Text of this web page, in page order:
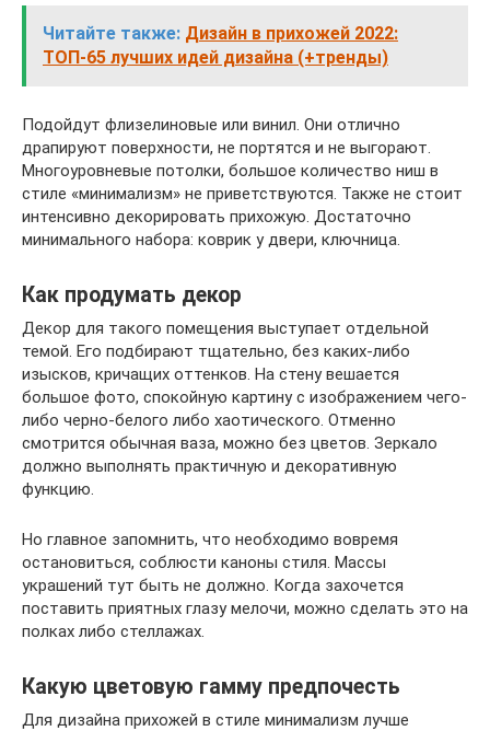
Читайте также: Дизайн в прихожей 2022:
ТОП-65 лучших идей дизайна (+тренды)
Подойдут флизелиновые или винил. Они отлично
драпируют поверхности, не портятся и не выгорают.
Многоуровневые потолки, большое количество ниш в
стиле «минимализм» не приветствуются. Также не стоит
интенсивно декорировать прихожую. Достаточно
минимального набора: коврик у двери, ключница.
Как продумать декор
Декор для такого помещения выступает отдельной
темой. Его подбирают тщательно, без каких-либо
изысков, кричащих оттенков. На стену вешается
большое фото, спокойную картину с изображением чего-
либо черно-белого либо хаотического. Отменно
смотрится обычная ваза, можно без цветов. Зеркало
должно выполнять практичную и декоративную
функцию.
Но главное запомнить, что необходимо вовремя
остановиться, соблюсти каноны стиля. Массы
украшений тут быть не должно. Когда захочется
поставить приятных глазу мелочи, можно сделать это на
полках либо стеллажах.
Какую цветовую гамму предпочесть
Для дизайна прихожей в стиле минимализм лучше